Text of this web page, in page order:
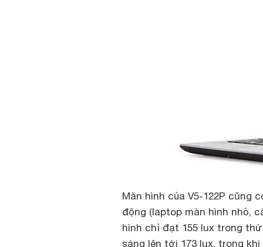
Màn hình của V5-122P cũng
động (laptop màn hình nhỏ,
hình chỉ đạt 155 lux trong
sáng lên tới 173 lux, trong